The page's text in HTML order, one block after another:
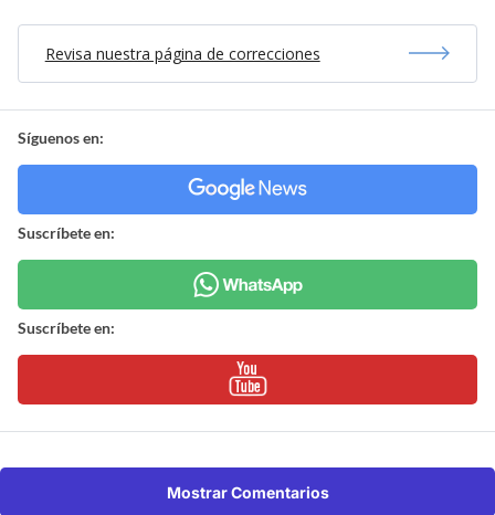
Revisa nuestra página de correcciones
Síguenos en:
Suscríbete en:
Suscríbete en:
Mostrar Comentarios